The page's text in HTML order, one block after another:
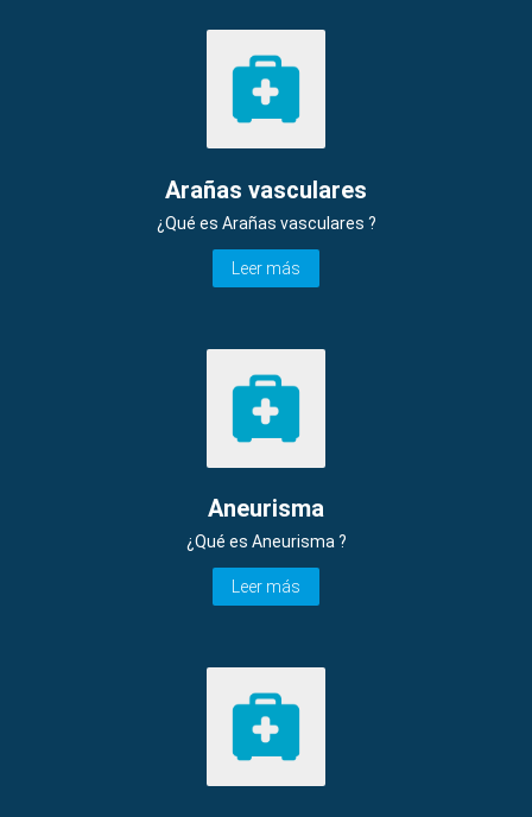
Arañas vasculares
¿Qué es Arañas vasculares ?
Leer más
Aneurisma
¿Qué es Aneurisma ?
Leer más